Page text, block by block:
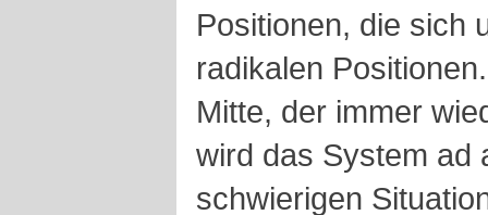
Positionen, die sich
radikalen
Mitte, der immer
wird das System ad
schwierigen